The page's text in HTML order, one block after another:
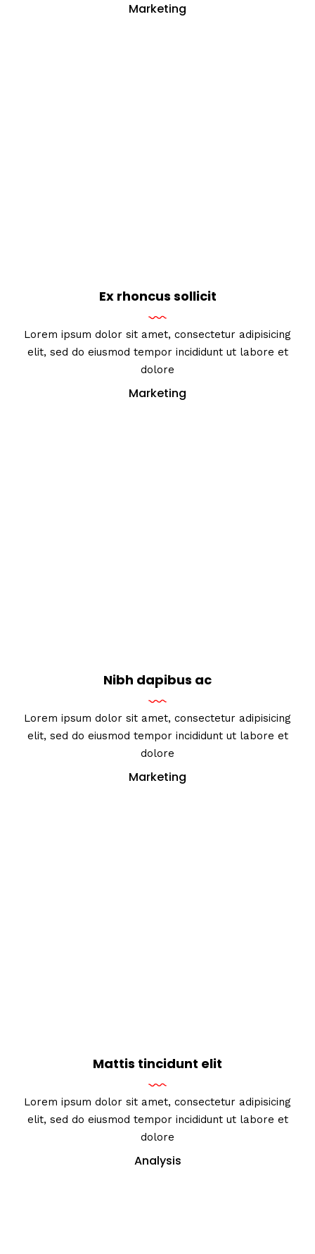
Marketing
Ex rhoncus sollicit
Lorem ipsum dolor sit amet, consectetur adipisicing
elit, sed do eiusmod tempor incididunt ut labore et
dolore
Marketing
Nibh dapibus ac
Lorem ipsum dolor sit amet, consectetur adipisicing
elit, sed do eiusmod tempor incididunt ut labore et
dolore
Marketing
Mattis tincidunt elit
Lorem ipsum dolor sit amet, consectetur adipisicing
elit, sed do eiusmod tempor incididunt ut labore et
dolore
Analysis